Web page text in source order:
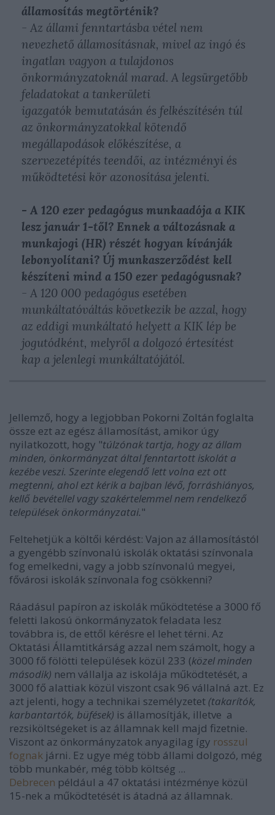
államosítás megtörténik?
- Az állami fenntartásba vétel nem
nevezhető államosításnak, mivel az ingó és
ingatlan vagyon a tulajdonos
önkormányzatoknál marad. A legsürgetőbb
feladatokat a tankerületi
igazgatók bemutatásán és felkészítésén túl
az önkormányzatokkal kötendő
megállapodások előkészítése, a
szervezetépítés teendői, az intézményi és
működtetési kör azonosítása jelenti.
- A 120 ezer pedagógus munkaadója a KIK
lesz január 1-től? Ennek a változásnak a
munkajogi (HR) részét hogyan kívánják
lebonyolítani? Új munkaszerződést kell
készíteni mind a 150 ezer pedagógusnak?
- A 120 000 pedagógus esetében
munkáltatóváltás következik be azzal, hogy
az eddigi munkáltató helyett a KIK lép be
jogutódként, melyről a dolgozó értesítést
kap a jelenlegi munkáltatójától.
Jellemző, hogy a legjobban Pokorni Zoltán foglalta
össze ezt az egész államosítást, amikor úgy
nyilatkozott, hogy "túlzónak tartja, hogy az állam
minden, önkormányzat által fenntartott iskolát a
kezébe veszi. Szerinte elegendő lett volna ezt ott
megtenni, ahol ezt kérik a bajban lévő, forráshiányos,
kellő bevétellel vagy szakértelemmel nem rendelkező
települések önkormányzatai."
Feltehetjük a költői kérdést: Vajon az államosítástól
a gyengébb színvonalú iskolák oktatási színvonala
fog emelkedni, vagy a jobb színvonalú megyei,
fővárosi iskolák színvonala fog csökkenni?
Ráadásul papíron az iskolák működtetése a 3000 fő
feletti lakosú önkormányzatok feladata lesz
továbbra is, de ettől kérésre el lehet térni. Az
Oktatási Államtitkárság azzal nem számolt, hogy a
3000 fő fölötti települések közül 233 (közel minden
második) nem vállalja az iskolája működtetését, a
3000 fő alattiak közül viszont csak 96 vállalná azt. Ez
azt jelenti, hogy a technikai személyzetet (takarítók,
karbantartók, büfések) is államosítják, illetve a
rezsiköltségeket is az államnak kell majd fizetnie.
Viszont az önkormányzatok anyagilag így rosszul
fognak járni. Ez ugye még több állami dolgozó, még
több munkabér, még több költség ...
Debrecen például a 47 oktatási intézménye közül
15-nek a működtetését is átadná az államnak.